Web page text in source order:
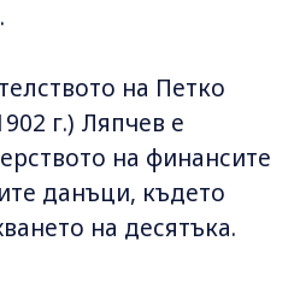
на Петко
г.) Ляпчев е
на финансите
данъци, където
на десятъка.